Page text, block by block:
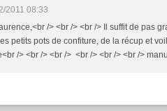
2011 08:33
/> <br /> <br /> Il suffit de pas
petits pots de confiture, de la récup et
/> <br /> <br /> <br /> <br /> <br />